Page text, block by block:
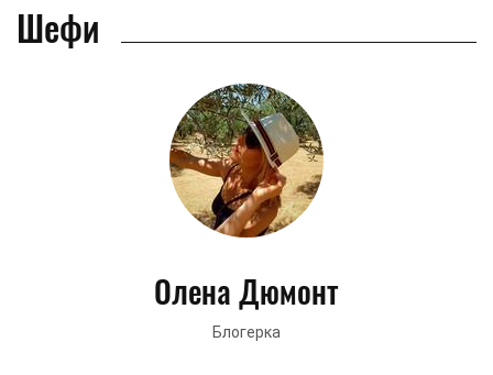
Шефи
Олена Дюмонт
Блогерка